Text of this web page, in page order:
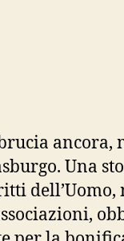
ancora,
Una
dell’Uomo,